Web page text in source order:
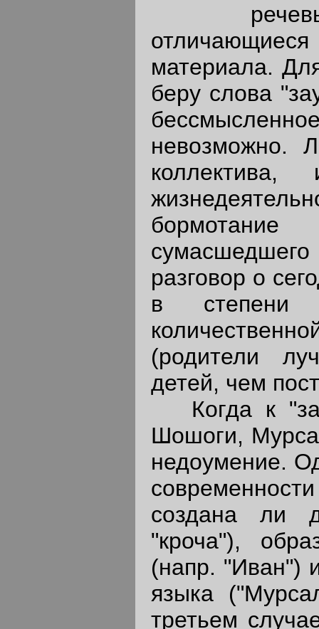
речевые
материала.
беру слова
невозможно.
разговор о
в
(родители
детей, чем
Когда к
Шошоги,
недоумение.
создана ли
"кроча"),
(напр. "Иван")
языка
третьем